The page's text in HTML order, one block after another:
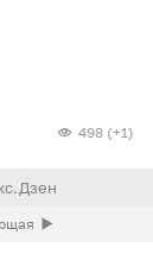
498 (+1)